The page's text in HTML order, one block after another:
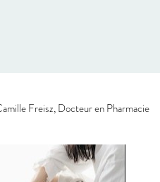
Freisz, Docteur en Pharmacie